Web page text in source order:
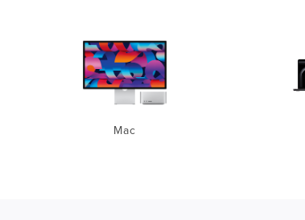
Mac